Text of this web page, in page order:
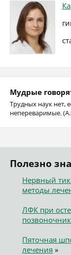
Мудрые
Трудных наук нет,
непереваримые.
Полезно
Нервный
методы
ЛФК при
Пяточная
лечения »